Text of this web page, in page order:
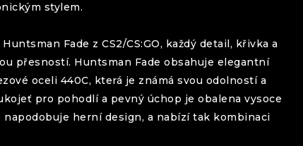
stylem.
Huntsman Fade z CS2/CS:GO, každý detail, křivka a
přesností. Huntsman Fade obsahuje elegantní
oceli 440C, která je známá svou odolností a
pro pohodlí a pevný úchop je obalena vysoce
herní design, a nabízí tak kombinaci